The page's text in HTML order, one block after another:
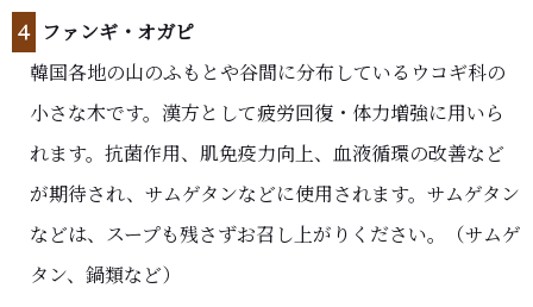
４ ファンギ・オガピ
韓国各地の山のふもとや谷間に分布しているウコギ科の
小さな木です。漢方として疲労回復・体力増強に用いら
れます。抗菌作用、肌免疫力向上、血液循環の改善など
が期待され、サムゲタンなどに使用されます。サムゲタン
などは、スープも残さずお召し上がりください。（サムゲ
タン、鍋類など）